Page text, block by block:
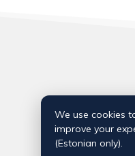
E-
We use cookies
improve your
(Estonian only).